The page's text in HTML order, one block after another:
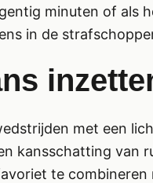
minuten of als
in de
met een
kansschatting van
te